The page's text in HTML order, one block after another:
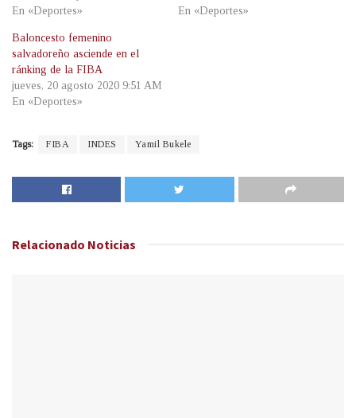
En «Deportes»
En «Deportes»
Baloncesto femenino
salvadoreño asciende en el
ránking de la FIBA
jueves, 20 agosto 2020 9:51 AM
En «Deportes»
Tags: FIBA INDES Yamil Bukele
Relacionado Noticias